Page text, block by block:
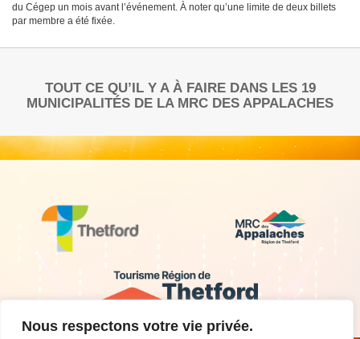
Nous respectons votre vie privée.
du Cégep un mois avant l’événement. À noter qu’une limite de deux billets
par membre a été fixée.
TOUT CE QU’IL Y A À FAIRE DANS LES 19
MUNICIPALITÉS DE LA MRC DES APPALACHES